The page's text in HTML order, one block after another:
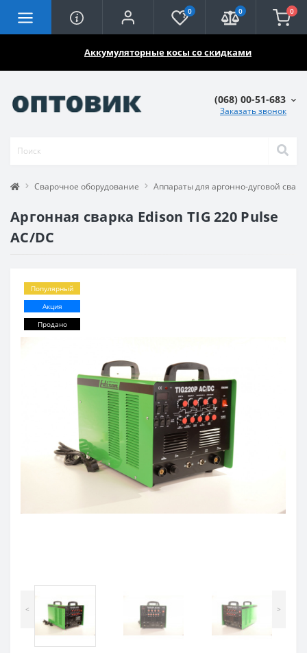
Аккумуляторные косы со скидками
0 0 0
(068) 00-51-683
Заказать звонок
Сварочное оборудование Аппараты для аргонно-дуговой
Аргонная сварка Edison TIG 220 Pulse
AC/DC
Популярный
Акция
Продано
< >